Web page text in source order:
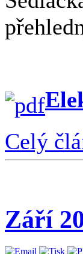
Celý
Září